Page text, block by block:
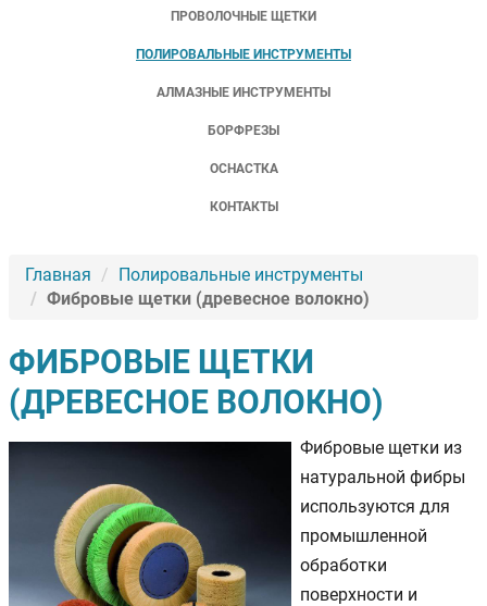
ПРОВОЛОЧНЫЕ ЩЕТКИ
ПОЛИРОВАЛЬНЫЕ ИНСТРУМЕНТЫ
АЛМАЗНЫЕ ИНСТРУМЕНТЫ
БОРФРЕЗЫ
ОСНАСТКА
КОНТАКТЫ
Главная
Полировальные инструменты
Фибровые щетки (древесное волокно)
ФИБРОВЫЕ ЩЕТКИ
(ДРЕВЕСНОЕ ВОЛОКНО)
Фибровые щетки из
натуральной фибры
используются для
промышленной
обработки
поверхности и